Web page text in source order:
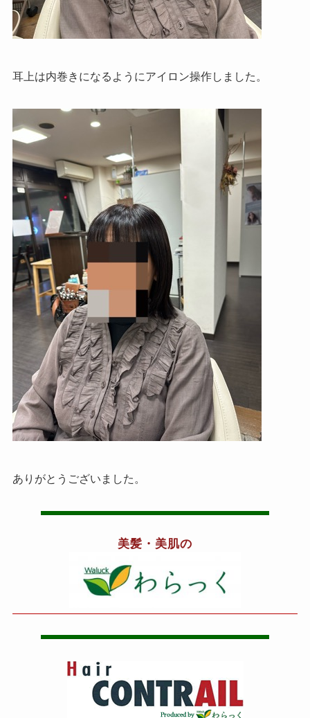
耳上は内巻きになるようにアイロン操作しました。
ありがとうございました。
美髪・美肌の